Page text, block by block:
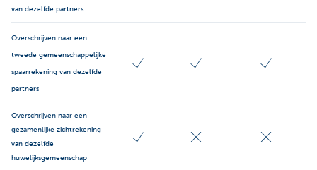
van dezelfde partners
Overschrijven naar een
tweede gemeenschappelijke
spaarrekening van dezelfde
partners
Overschrijven naar een
gezamenlijke zichtrekening
van dezelfde
huwelijksgemeenschap